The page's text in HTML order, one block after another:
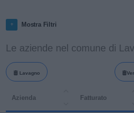
Mostra Filtri
Le aziende nel comune di
Lavagno
Azienda Fatturato